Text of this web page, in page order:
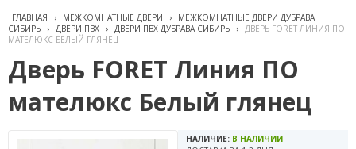
ГЛАВНАЯ › МЕЖКОМНАТНЫЕ ДВЕРИ ›
МЕЖКОМНАТНЫЕ ДВЕРИ ДУБРАВА
СИБИРЬ
› ДВЕРИ ПВХ › ДВЕРИ ПВХ ДУБРАВА СИБИРЬ › ДВЕРЬ FORET ЛИНИЯ ПО
МАТЕЛЮКС БЕЛЫЙ ГЛЯНЕЦ
Дверь FORET Линия ПО
мателюкс Белый глянец
НАЛИЧИЕ: В НАЛИЧИИ